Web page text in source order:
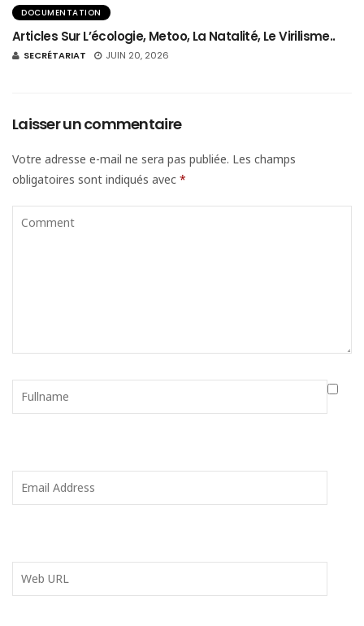
DOCUMENTATION
Articles Sur L’écologie, Metoo, La Natalité, Le Virilisme..
SECRÉTARIAT JUIN 20, 2026
Laisser un commentaire
Votre adresse e-mail ne sera pas publiée. Les champs
obligatoires sont indiqués avec *